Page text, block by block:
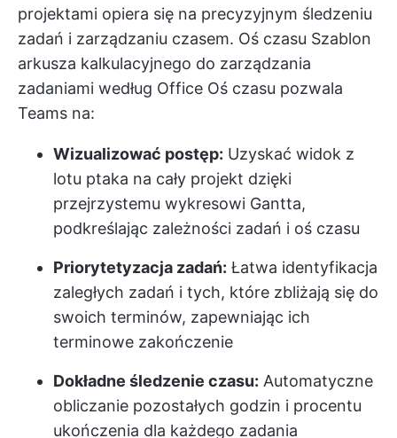
projektami opiera się na precyzyjnym śledzeniu
zadań i zarządzaniu czasem. Oś czasu Szablon
arkusza kalkulacyjnego do zarządzania
zadaniami według Office Oś czasu pozwala
Teams na:
Wizualizować postęp: Uzyskać widok z
lotu ptaka na cały projekt dzięki
przejrzystemu wykresowi Gantta,
podkreślając zależności zadań i oś czasu
Priorytetyzacja zadań: Łatwa identyfikacja
zaległych zadań i tych, które zbliżają się do
swoich terminów, zapewniając ich
terminowe zakończenie
Dokładne śledzenie czasu: Automatyczne
obliczanie pozostałych godzin i procentu
ukończenia dla każdego zadania